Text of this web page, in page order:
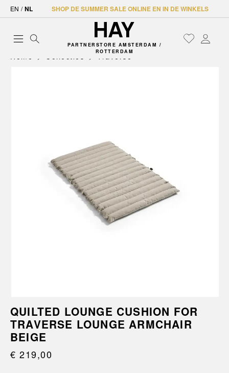
EN / NL SHOP DE SUMMER SALE ONLINE EN IN DE WINKELS
PARTNERSTORE AMSTERDAM /
ROTTERDAM
Home Collecties Traverse
QUILTED LOUNGE CUSHION FOR
TRAVERSE LOUNGE ARMCHAIR
BEIGE
€ 219,00